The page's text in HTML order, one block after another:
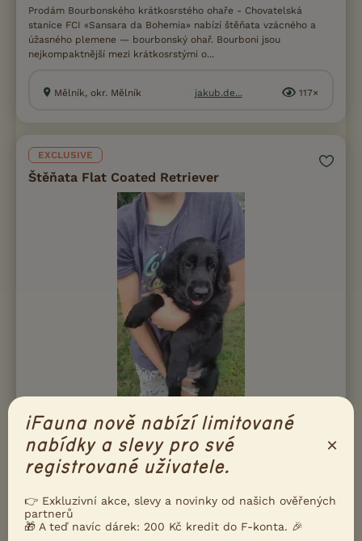
Prodám Bourbonského krátkosrstého ohaře - Chovatelská
stanice FCI «Sansara da Bohemia» nabízí štěňata vzácného a
úžasného plemene — bourbonský ohař. Bourboni jsou
nejkompaktnější mezi krátkosrstými o...
Mělník, okr. Mělník jakub.de... 117×
EXCLUSIVE
Štěňata Flat Coated Retriever
Prodám Flat coated retrívra - Nabízíme k prodeji štěňata - Flat
coated retriever s PP - k dispozici již jen 2 kluci. Psi s jemnou
povahou, přátelští , těší se z přítomnosti své lidské smečky,
výborní...
Sviadnov, okr. Frýdek-Místek
iFauna nově nabízí limitované
nabídky a slevy pro své
registrované uživatele.
×
👉 Exkluzivní akce, slevy a novinky od našich ověřených
partnerů
🎁 A teď navíc dárek: 200 Kč kredit do F-konta. 🎉